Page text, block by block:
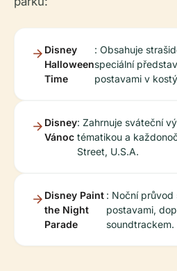
Disney
Halloween
Time
: Obsahuje
speciální
postavami v
Disney
Vánoc
: Zahrnuje sváteční
tématikou a
Street, U.S.A.
Disney Paint
the Night
Parade
: Noční průvod
postavami,
soundtrackem.